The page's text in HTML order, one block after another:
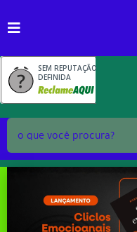
SEM REPUTAÇÃO
DEFINIDA